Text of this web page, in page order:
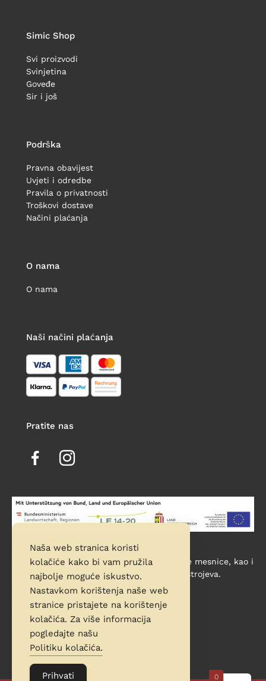
Simic Shop
Svi proizvodi
Svinjetina
Goveđe
Sir i još
Podrška
Pravna obavijest
Uvjeti i odredbe
Pravila o privatnosti
Troškovi dostave
Načini plaćanja
O nama
O nama
Naši načini plaćanja
Pratite nas
Opis projekta: Proširenje i obnova postojeće mesnice, kao i
ulaganje u modernizaciju i automatizaciju strojeva.
Poljoprivreda i ruralni razvoj
Land Oberösterreich
BM für Land- und Forstwirtschaft
Naša web stranica koristi
kolačiće kako bi vam pružila
najbolje moguće iskustvo.
Nastavkom korištenja naše web
stranice pristajete na korištenje
kolačića. Za više informacija
pogledajte našu
Politiku kolačića.
Prihvati 0